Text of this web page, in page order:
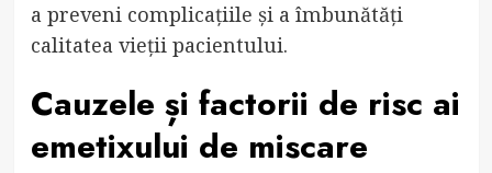
a preveni complicațiile și a îmbunătăți
calitatea vieții pacientului.
Cauzele și factorii de risc ai
emetixului de miscare